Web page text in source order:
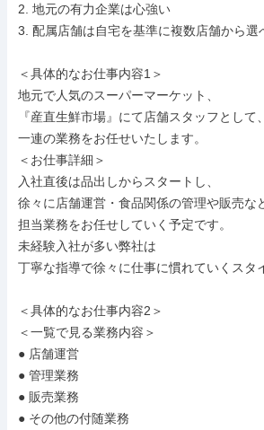
2. 地元の有力企業は心強い
3. 配属店舗は自宅を基準に複数店舗から選
＜具体的なお仕事内容1＞
地元で人気のスーパーマーケット、
『産直生鮮市場』にて店舗スタッフとして、
一連の業務をお任せいたします。
＜お仕事詳細＞
入社直後は品出しからスタートし、
徐々に店舗運営・食品関係の管理や販売な
担当業務をお任せしていく予定です。
未経験入社が多い弊社は
丁寧な指導で徐々に仕事に慣れていくスタ
＜具体的なお仕事内容2＞
＜一覧で見る業務内容＞
● 店舗運営
● 管理業務
● 販売業務
● その他の付随業務